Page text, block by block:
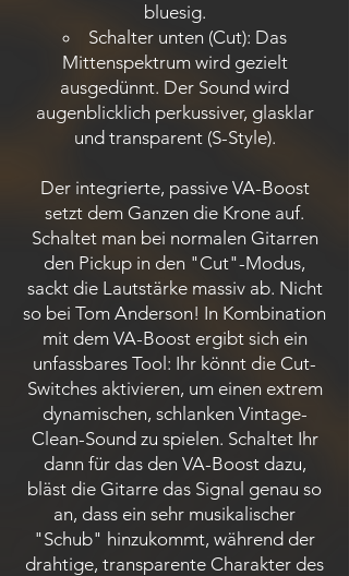
bluesig.
Schalter unten (Cut): Das
Mittenspektrum wird gezielt
ausgedünnt. Der Sound wird
augenblicklich perkussiver, glasklar
und transparent (S-Style).
Der integrierte, passive VA-Boost
setzt dem Ganzen die Krone auf.
Schaltet man bei normalen Gitarren
den Pickup in den "Cut"-Modus,
sackt die Lautstärke massiv ab. Nicht
so bei Tom Anderson! In Kombination
mit dem VA-Boost ergibt sich ein
unfassbares Tool: Ihr könnt die Cut-
Switches aktivieren, um einen extrem
dynamischen, schlanken Vintage-
Clean-Sound zu spielen. Schaltet Ihr
dann für das den VA-Boost dazu,
bläst die Gitarre das Signal genau so
an, dass ein sehr musikalischer
"Schub" hinzukommt, während der
drahtige, transparente Charakter des